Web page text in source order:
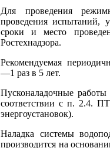
Для проведения
проведения испытаний,
сроки и место
Ростехнадзора.
Рекомендуемая
—1 раз в 5 лет.
Пусконаладочные работы
соответствии с п. 2.4.
энергоустановок).
Наладка системы
производится на